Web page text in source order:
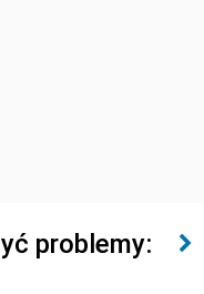
problemy: